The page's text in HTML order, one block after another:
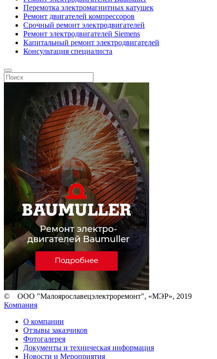
Перемотка электромагнитных катушек
Ремонт двигателей компрессоров
Срочный ремонт электродвигателей
Ремонт электродвигателей Siemens
Капитальный ремонт электродвигателей
Консультация специалиста
© ООО "Малоярославецэлектроремонт", «МЭР», 2019
Компания
О компании
Отзывы заказчиков
Фотогалерея
Документы и техническая информация
Новости и Мероприятия